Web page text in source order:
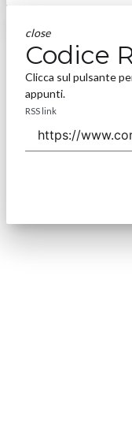
close
Codice
Clicca sul pulsante
appunti.
RSS link